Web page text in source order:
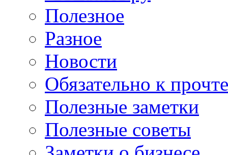
Полезное
Разное
Новости
Обязательно к
Полезные заметки
Полезные советы